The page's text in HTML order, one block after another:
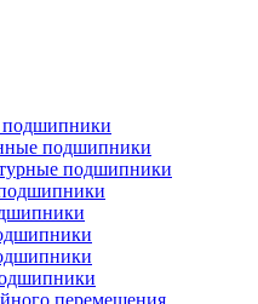
подшипники
подшипники
подшипники
перемещения